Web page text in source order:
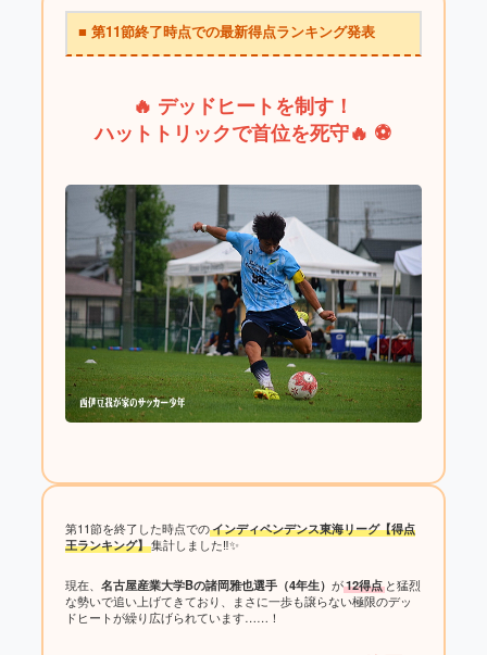
■ 第11節終了時点での最新得点ランキング発表
🔥 デッドヒートを制す！
ハットトリックで首位を死守🔥 ⚽️
第11節を終了した時点でのインディペンデンス東海リーグ【得点
王ランキング】集計しました‼️✨
現在、名古屋産業大学Bの諸岡雅也選手（4年生）が12得点 と猛烈
な勢いで追い上げてきており、まさに一歩も譲らない極限のデッ
ドヒートが繰り広げられています……！